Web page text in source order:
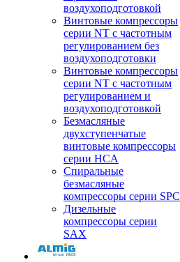
воздухоподготовкой
Винтовые компрессоры
серии NT с частотным
регулированием без
воздухоподготовки
Винтовые компрессоры
серии NT с частотным
регулированием и
воздухоподготовкой
Безмасляные
двухступенчатые
винтовые компрессоры
серии HCA
Спиральные
безмасляные
компрессоры серии SPC
Дизельные
компрессоры серии
SAX